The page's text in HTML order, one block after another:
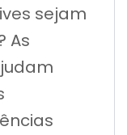
sejam
As